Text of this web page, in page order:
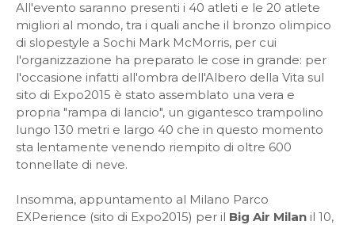
All'evento saranno presenti i 40 atleti e le 20 atlete
migliori al mondo, tra i quali anche il bronzo olimpico
di slopestyle a Sochi Mark McMorris, per cui
l'organizzazione ha preparato le cose in grande: per
l'occasione infatti all'ombra dell'Albero della Vita sul
sito di Expo2015 è stato assemblato una vera e
propria "rampa di lancio", un gigantesco trampolino
lungo 130 metri e largo 40 che in questo momento
sta lentamente venendo riempito di oltre 600
tonnellate di neve.
Insomma, appuntamento al Milano Parco
EXPerience (sito di Expo2015) per il Big Air Milan il 10,